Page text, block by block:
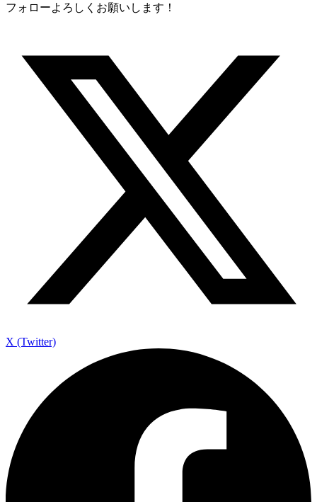
フォローよろしくお願いします！
X (Twitter)